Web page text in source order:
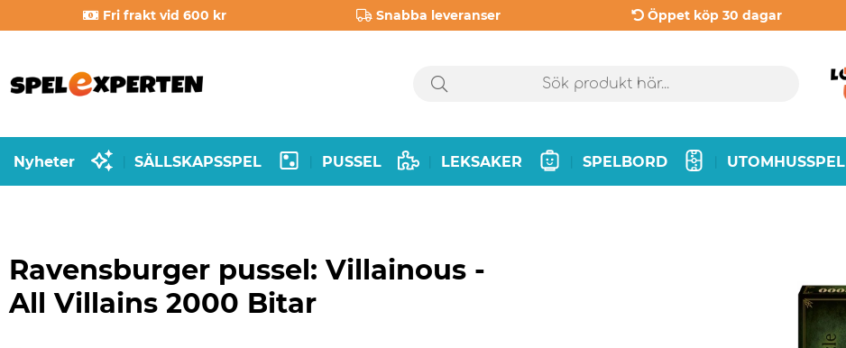
Fri frakt vid 600 kr Snabba leveranser Öppet köp 30 dagar
Nyheter SÄLLSKAPSSPEL PUSSEL LEKSAKER SPELBORD UTOMHUSSPEL
Ravensburger pussel: Villainous -
All Villains 2000 Bitar